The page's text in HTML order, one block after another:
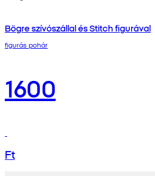
Bögre szívószállal és Stitch figurával
figurás pohár
1600
Ft